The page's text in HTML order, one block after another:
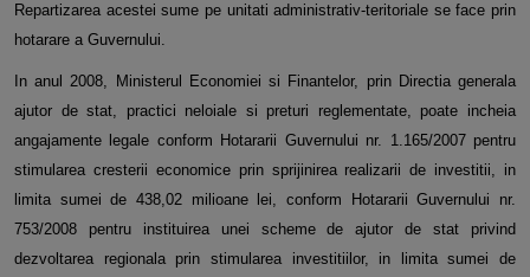
Repartizarea acestei sume pe unitati administrativ-teritoriale se face prin
hotarare a Guvernului.
In anul 2008, Ministerul Economiei si Finantelor, prin Directia generala
ajutor de stat, practici neloiale si preturi reglementate, poate incheia
angajamente legale conform Hotararii Guvernului nr. 1.165/2007 pentru
stimularea cresterii economice prin sprijinirea realizarii de investitii, in
limita sumei de 438,02 milioane lei, conform Hotararii Guvernului nr.
753/2008 pentru instituirea unei scheme de ajutor de stat privind
dezvoltarea regionala prin stimularea investitiilor, in limita sumei de